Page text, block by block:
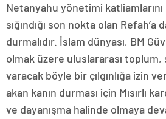
Netanyahu yönetimi
sığındığı son nokta olan Refah’a
durmalıdır. İslam dünyası, BM
olmak üzere uluslararası toplum,
varacak böyle bir çılgınlığa izin
akan kanın durması için Mısırlı
ve dayanışma halinde olmaya